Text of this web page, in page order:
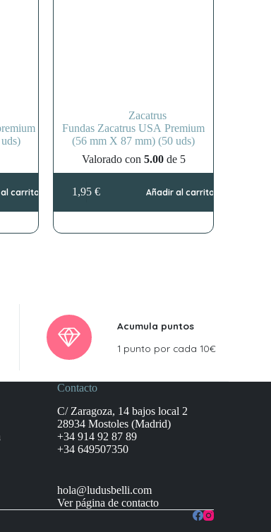
carrito
Zacatrus
Fundas Zacatrus USA Premium
(56 mm X 87 mm) (50 uds)
Valorado con 5.00de 5
1,95€ Añadir al carrito
Acumula puntos
1 punto por cada 10€
Contacto
C/ Zaragoza, 14 bajos local 2
28934 Mostoles (Madrid)
+34 914 92 87 89
+34 649507350
hola@ludusbelli.com
Ver página de contacto